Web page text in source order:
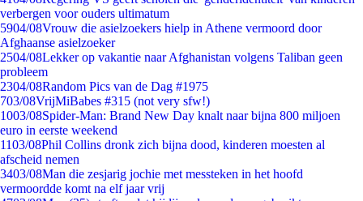
verbergen voor ouders ultimatum
5904/08Vrouw die asielzoekers hielp in Athene vermoord door
Afghaanse asielzoeker
2504/08Lekker op vakantie naar Afghanistan volgens Taliban geen
probleem
2304/08Random Pics van de Dag #1975
703/08VrijMiBabes #315 (not very sfw!)
1003/08Spider-Man: Brand New Day knalt naar bijna 800 miljoen
euro in eerste weekend
1103/08Phil Collins dronk zich bijna dood, kinderen moesten al
afscheid nemen
3403/08Man die zesjarig jochie met messteken in het hoofd
vermoordde komt na elf jaar vrij